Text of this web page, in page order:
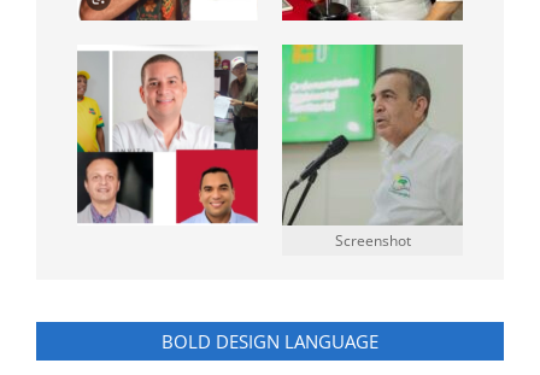
Screenshot
BOLD DESIGN LANGUAGE